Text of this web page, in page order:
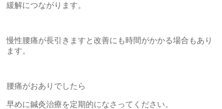
緩解につながります。
慢性腰痛が長引きますと改善にも時間がかかる場合もあり
ます。
腰痛がおありでしたら
早めに鍼灸治療を定期的になさってください。